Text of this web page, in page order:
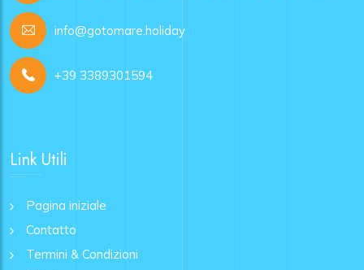
info@gotomare.holiday
+39 3389301594
Link Utili
Pagina iniziale
Contatto
Termini & Condizioni